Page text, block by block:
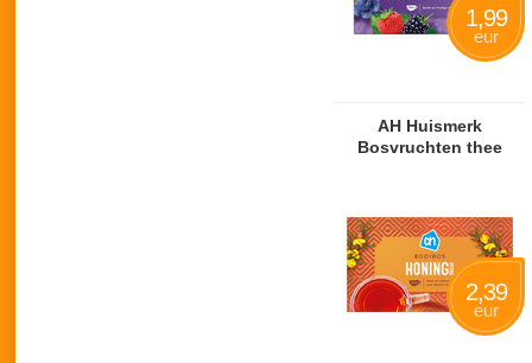
1,99
eur
AH Huismerk
Bosvruchten thee
2,39
eur